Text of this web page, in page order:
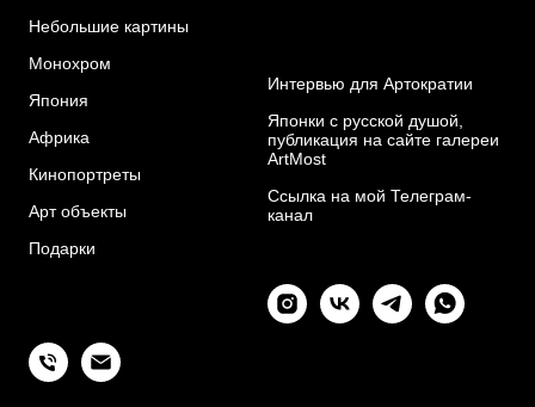
Небольшие картины
Монохром
Япония
Африка
Кинопортреты
Арт объекты
Подарки
Интервью для Артократии
Японки с русской душой,
публикация на сайте галереи
ArtMost
Ссылка на мой Телеграм-
канал